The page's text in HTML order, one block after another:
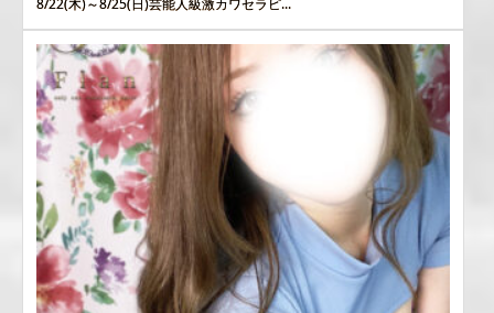
8/22(木)～8/25(日)芸能人級激カワセラピ...